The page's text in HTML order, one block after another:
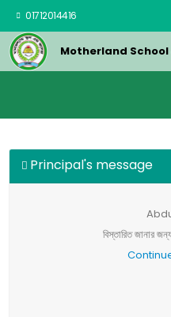
01712014416
Motherland School
Principal's message
বিস্তারিত জানার